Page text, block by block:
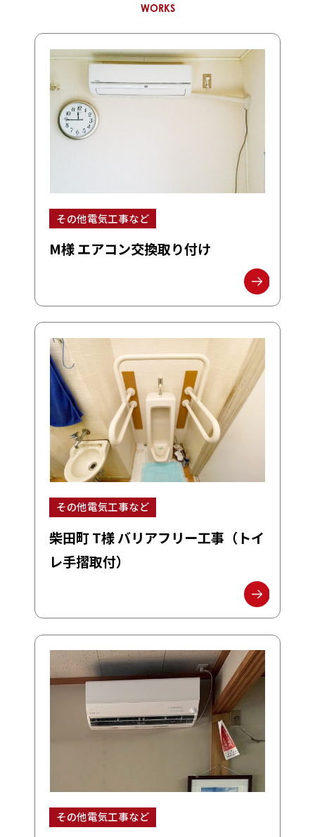
WORKS
その他電気工事など
M様 エアコン交換取り付け
その他電気工事など
柴田町 T様 バリアフリー工事（トイ
レ手摺取付）
その他電気工事など